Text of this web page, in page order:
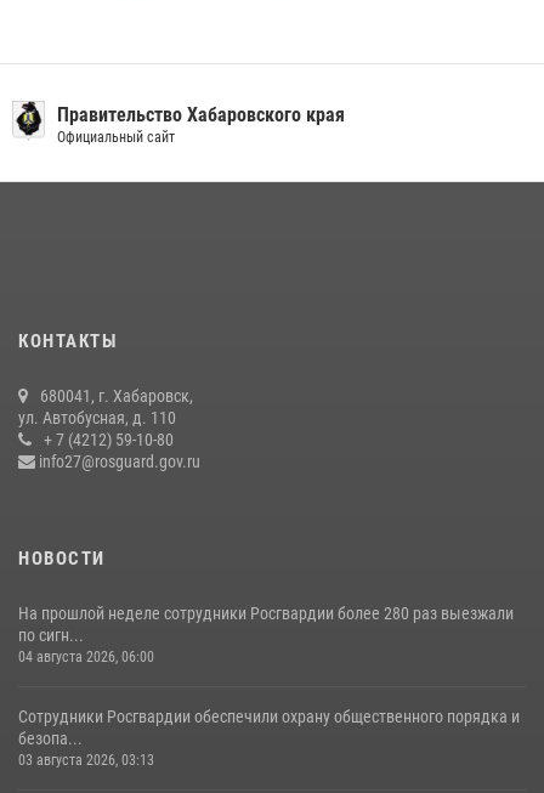
15 июля 2026, 00:27
15 июля 2026, 05:05
гражданам государственные услуги в сфере оборота оружия,
частной детективной и охранной деятельности
17 июля 2026, 03:45
Правительство Хабаровского края
Официальный сайт
КОНТАКТЫ
680041, г. Хабаровск,
ул. Автобусная, д. 110
+ 7 (4212) 59-10-80
info27@rosguard.gov.ru
НОВОСТИ
На прошлой неделе сотрудники Росгвардии более 280 раз выезжали
по сигн...
04 августа 2026, 06:00
Сотрудники Росгвардии обеспечили охрану общественного порядка и
безопа...
03 августа 2026, 03:13